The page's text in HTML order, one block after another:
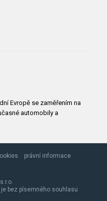
Evropě se zaměřením na
automobily a
právní informace
bez písemného souhlasu